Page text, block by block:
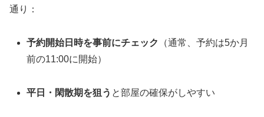
通り：
予約開始日時を事前にチェック
（通常、予約は5か月
前の11:00に開始）
平日・閑散期を狙う と部屋の確保がしやすい